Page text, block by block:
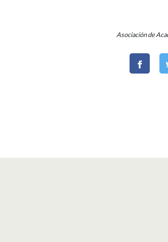
Asociación de